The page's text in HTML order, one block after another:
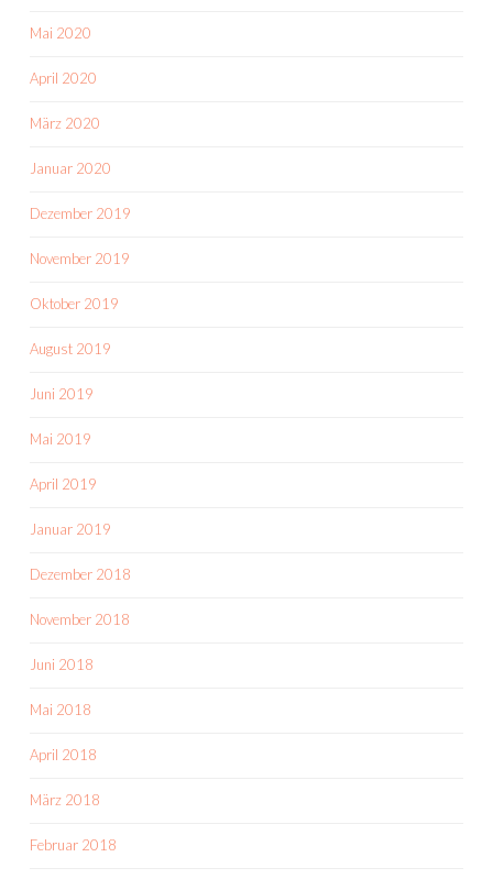
Mai 2020
April 2020
März 2020
Januar 2020
Dezember 2019
November 2019
Oktober 2019
August 2019
Juni 2019
Mai 2019
April 2019
Januar 2019
Dezember 2018
November 2018
Juni 2018
Mai 2018
April 2018
März 2018
Februar 2018